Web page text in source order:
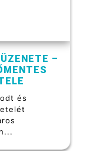
–
és